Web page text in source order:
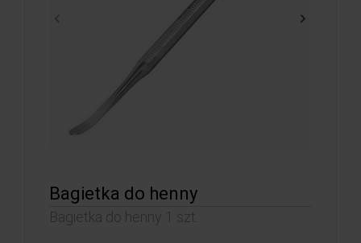
Bagietka do henny
Bagietka do henny 1 szt.